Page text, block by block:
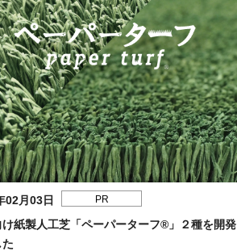
02月03日 PR
け紙製人工芝「ペーパーターフ®」２種を開発
た